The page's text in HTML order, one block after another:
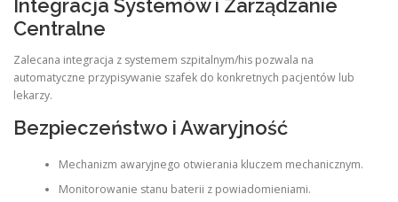
Integracja Systemów i Zarządzanie
Centralne
Zalecana integracja z systemem szpitalnym/his pozwala na
automatyczne przypisywanie szafek do konkretnych pacjentów lub
lekarzy.
Bezpieczeństwo i Awaryjność
Mechanizm awaryjnego otwierania kluczem mechanicznym.
Monitorowanie stanu baterii z powiadomieniami.